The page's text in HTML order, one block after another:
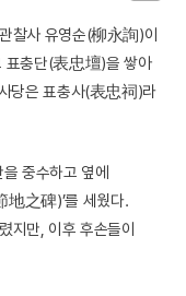
찰사 유영순(柳永詢)이
표충단(表忠壇)을 쌓아
당은 표충사(表忠祠)라
중수하고 옆에
地之碑)’를 세웠다.
지만, 이후 후손들이